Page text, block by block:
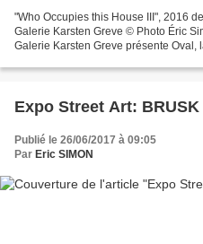
"Who Occupies this House III", 2016
Galerie Karsten Greve © Photo Éric
Galerie Karsten Greve présente
Expo Street Art:
Publié le 26/06/2017 à 09:05
Par Eric SIMON